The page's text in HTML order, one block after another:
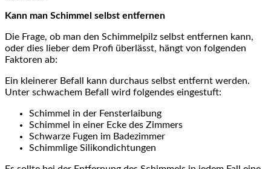
Kann man Schimmel selbst entfernen
Die Frage, ob man den Schimmelpilz selbst entfernen kann,
oder dies lieber dem Profi überlässt, hängt von folgenden
Faktoren ab:
Ein kleinerer Befall kann durchaus selbst entfernt werden.
Unter schwachem Befall wird folgendes eingestuft:
Schimmel in der Fensterlaibung
Schimmel in einer Ecke des Zimmers
Schwarze Fugen im Badezimmer
Schimmlige Silikondichtungen